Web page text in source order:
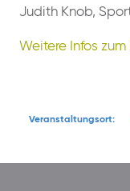
Judith Knob,
Weitere Infos
Veranstaltungsort: